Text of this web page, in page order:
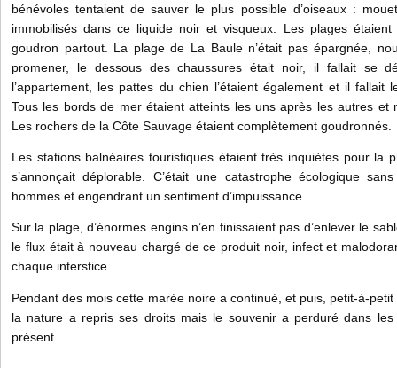
bénévoles tentaient de sauver le plus possible d’oiseaux :
immobilisés dans ce liquide noir et visqueux. Les plages
goudron partout. La plage de La Baule n’était pas épargnée,
promener, le dessous des chaussures était noir, il fallait se
l’appartement, les pattes du chien l’étaient également et il fallait
Tous les bords de mer étaient atteints les uns après les autres et
Les rochers de la Côte Sauvage étaient complètement goudronnés.
Les stations balnéaires touristiques étaient très inquiètes pour la
s’annonçait déplorable. C’était une catastrophe écologique
hommes et engendrant un sentiment d’impuissance.
Sur la plage, d’énormes engins n’en finissaient pas d’enlever le
le flux était à nouveau chargé de ce produit noir, infect et
chaque interstice.
Pendant des mois cette marée noire a continué, et puis, petit-à-
la nature a repris ses droits mais le souvenir a perduré dans
présent.